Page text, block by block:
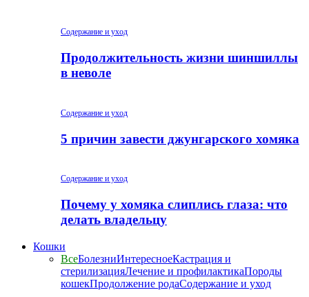
Содержание и уход
Продолжительность жизни шиншиллы
в неволе
Содержание и уход
5 причин завести джунгарского хомяка
Содержание и уход
Почему у хомяка слиплись глаза: что
делать владельцу
Кошки
ВсеБолезниИнтересноеКастрация и
стерилизацияЛечение и профилактикаПороды
кошекПродолжение родаСодержание и уход